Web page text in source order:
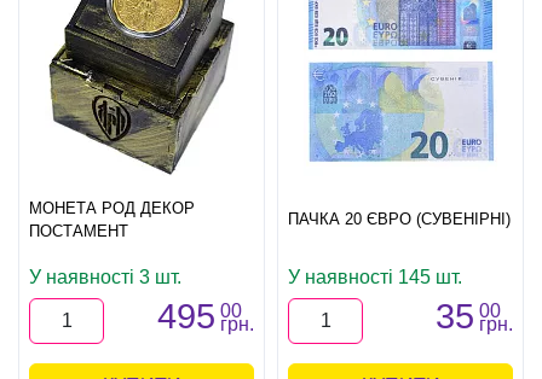
МОНЕТА РОД ДЕКОР
ПОСТАМЕНТ
У наявності 3 шт.
495 00
грн.
ПАЧКА 20 ЄВРО (СУВЕНІРНІ)
У наявності 145 шт.
35 00
грн.